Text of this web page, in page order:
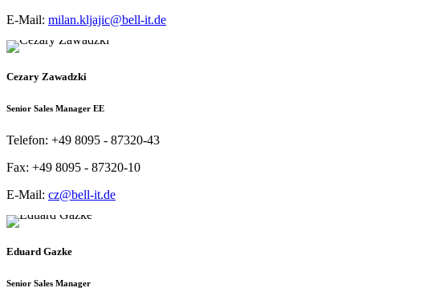
E-Mail: milan.kljajic@bell-it.de
Cezary Zawadzki
Senior Sales Manager EE
Telefon: +49 8095 - 87320-43
Fax: +49 8095 - 87320-10
E-Mail: cz@bell-it.de
Eduard Gazke
Senior Sales Manager